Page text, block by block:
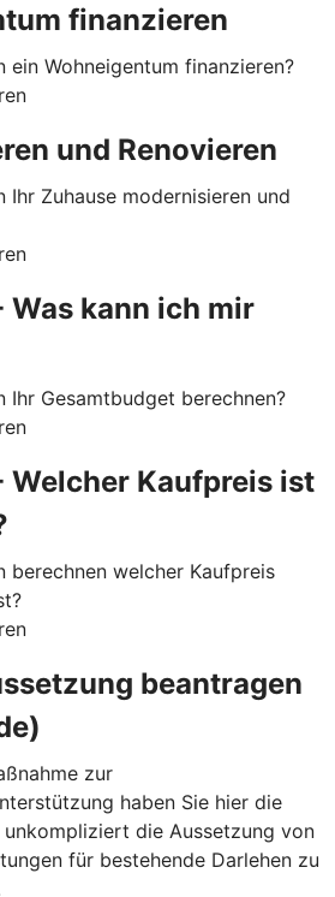
finanzieren
ein Wohneigentum finanzieren?
und Renovieren
Ihr Zuhause modernisieren und
Was kann ich mir
Ihr Gesamtbudget berechnen?
Welcher Kaufpreis ist
berechnen welcher Kaufpreis
beantragen
zur
haben Sie hier die
die Aussetzung von
für bestehende Darlehen zu